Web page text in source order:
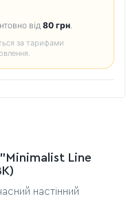
від80 грн.
за тарифами
Line
настінний